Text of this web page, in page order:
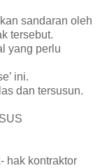
sandaran oleh
tersebut.
yang perlu
ini.
dan tersusun.
hak kontraktor